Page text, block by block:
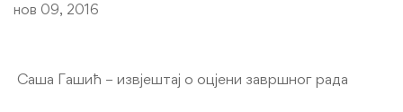
нов 09, 2016
Саша Гашић – извјештај о оцјени завршног рада